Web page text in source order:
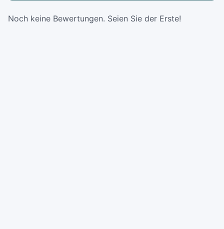
Noch keine Bewertungen. Seien Sie der Erste!